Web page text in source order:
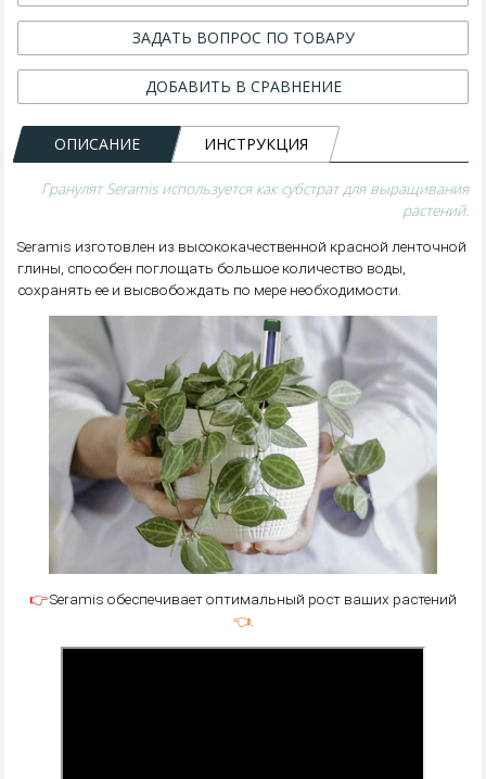
ЗАДАТЬ ВОПРОС ПО ТОВАРУ
ДОБАВИТЬ В СРАВНЕНИЕ
ОПИСАНИЕ ИНСТРУКЦИЯ
Гранулят Seramis используется как субстрат для выращивания
растений.
Seramis изготовлен из высококачественной красной ленточной
глины, способен поглощать большое количество воды,
сохранять ее и высвобождать по мере необходимости.
👉Seramis обеспечивает оптимальный рост ваших растений
👈.